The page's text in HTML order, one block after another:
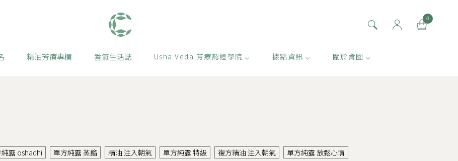
肯園 Canjune 0
精油芳療專欄 香氣生活誌 Usha Veda 芳療認證學院 ⌵ 據點資訊 ⌵ 關於肯園 ⌵
露 oshadhi 單方純露 蒸餾 精油 注入朝氣 單方純露 特級 複方精油 注入朝氣
單方純露 放鬆心情